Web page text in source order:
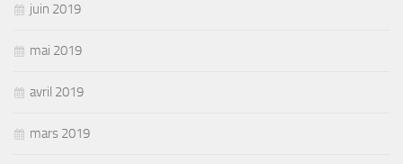
juin 2019
mai 2019
avril 2019
mars 2019